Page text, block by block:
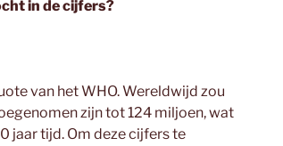
in de cijfers?
van het WHO. Wereldwijd zou
zijn tot 124 miljoen, wat
jaar tijd. Om deze cijfers te